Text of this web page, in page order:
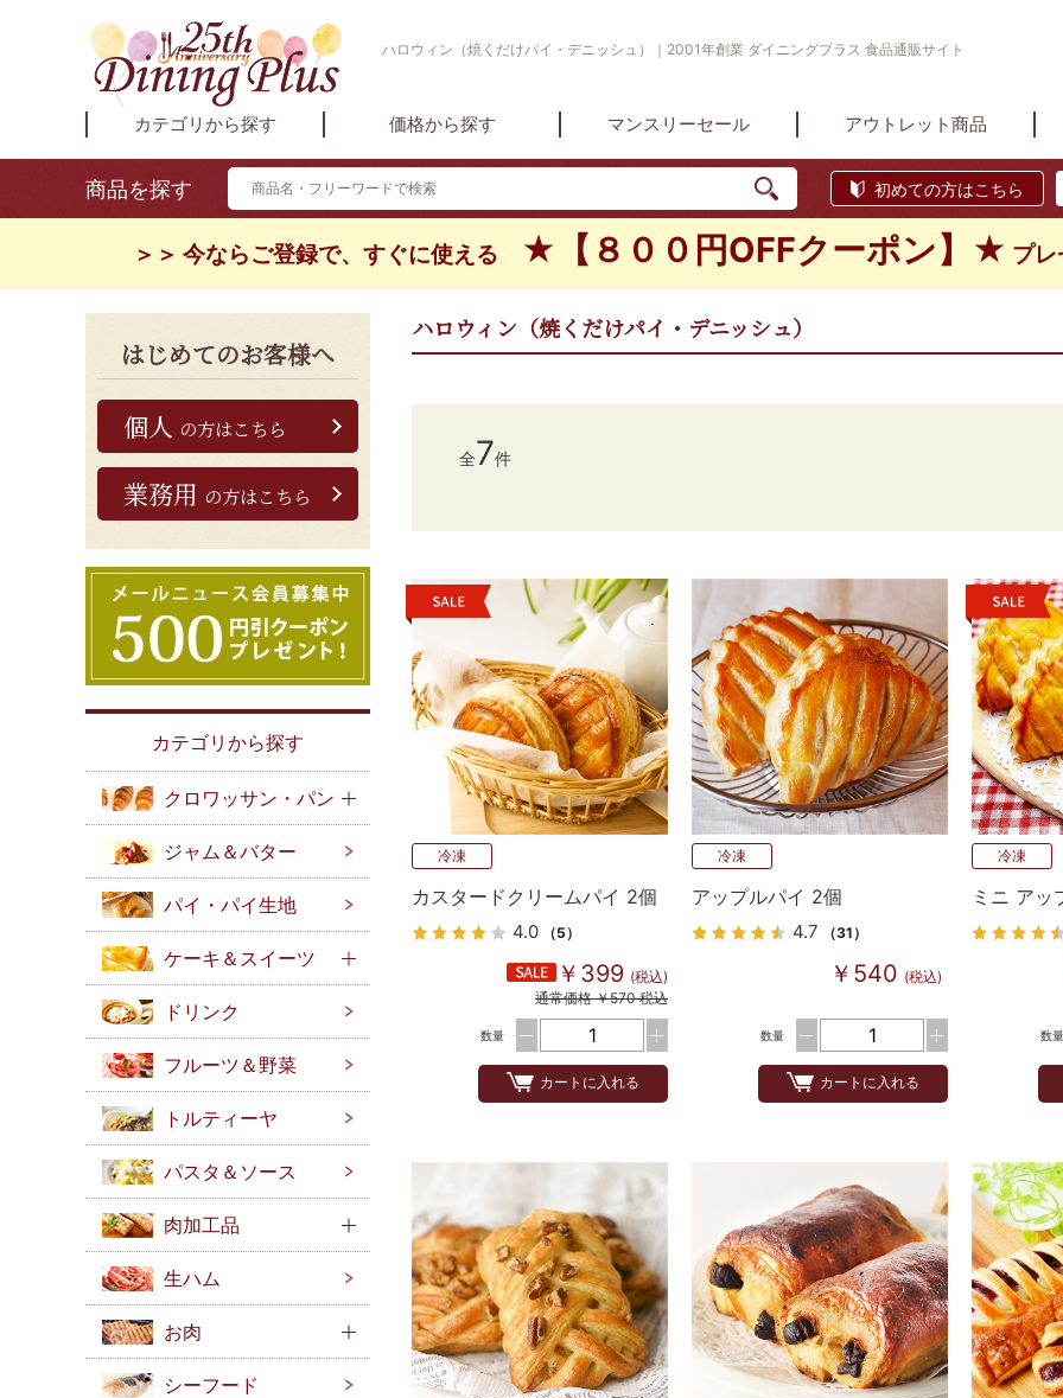
ハロウィン（焼くだけパイ・デニッシュ）｜2001年創業 ダイニングプラス 食品通販サイト
カテゴリから探す 価格から探す マンスリーセール アウトレット商品
商品を探す 初めての方はこちら
＞＞ 今ならご登録で、すぐに使える ★【８００円OFFクーポン】★ プ
はじめてのお客様へ
個人 の方はこちら
業務用 の方はこちら
カテゴリから探す
クロワッサン・パン
ジャム＆バター
パイ・パイ生地
ケーキ＆スイーツ
ドリンク
フルーツ＆野菜
トルティーヤ
パスタ＆ソース
肉加工品
生ハム
お肉
シーフード
ハロウィン（焼くだけパイ・デニッシュ）
全7件
冷凍
カスタードクリームパイ 2個
4.0 （5）
￥399 (税込)
通常価格 ￥570 税込
数量
カートに入れる
冷凍
アップルパイ 2個
4.7 （31）
￥540 (税込)
数量
カートに入れる
冷凍
ミニ アッ
数量